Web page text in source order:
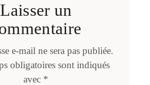
Laisser un
e-mail ne sera pas publiée.
obligatoires sont indiqués
avec *